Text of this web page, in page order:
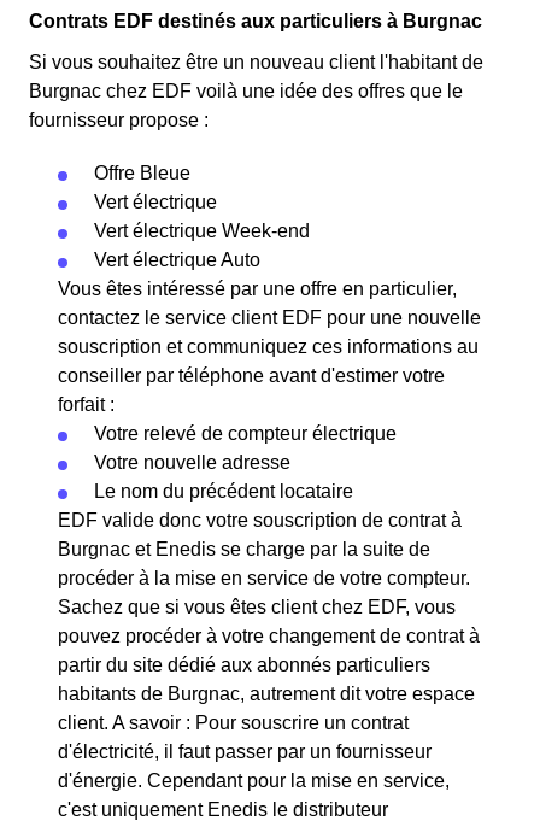
Contrats EDF destinés aux particuliers à Burgnac
Si vous souhaitez être un nouveau client l'habitant de
Burgnac chez EDF voilà une idée des offres que le
fournisseur propose :
Offre Bleue
Vert électrique
Vert électrique Week-end
Vert électrique Auto
Vous êtes intéressé par une offre en particulier,
contactez le service client EDF pour une nouvelle
souscription et communiquez ces informations au
conseiller par téléphone avant d'estimer votre
forfait :
Votre relevé de compteur électrique
Votre nouvelle adresse
Le nom du précédent locataire
EDF valide donc votre souscription de contrat à
Burgnac et Enedis se charge par la suite de
procéder à la mise en service de votre compteur.
Sachez que si vous êtes client chez EDF, vous
pouvez procéder à votre changement de contrat à
partir du site dédié aux abonnés particuliers
habitants de Burgnac, autrement dit votre espace
client. A savoir : Pour souscrire un contrat
d'électricité, il faut passer par un fournisseur
d'énergie. Cependant pour la mise en service,
c'est uniquement Enedis le distributeur